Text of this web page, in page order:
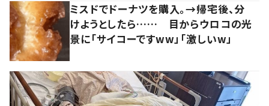
ミスドでドーナツを購入。→帰宅後、分
けようとしたら…… 目からウロコの光
景に「サイコーですww」「激しいw」